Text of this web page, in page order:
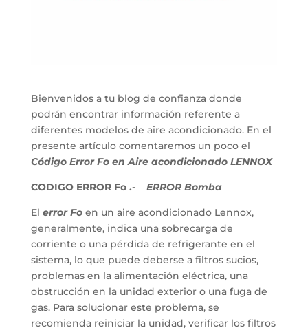
Bienvenidos a tu blog de confianza donde
podrán encontrar información referente a
diferentes modelos de aire acondicionado. En el
presente artículo comentaremos un poco el
Código Error Fo en Aire acondicionado LENNOX
CODIGO ERROR Fo .- ERROR Bomba
El error Foen un aire acondicionado Lennox,
generalmente, indica una sobrecarga de
corriente o una pérdida de refrigerante en el
sistema, lo que puede deberse a filtros sucios,
problemas en la alimentación eléctrica, una
obstrucción en la unidad exterior o una fuga de
gas. Para solucionar este problema, se
recomienda reiniciar la unidad, verificar los filtros